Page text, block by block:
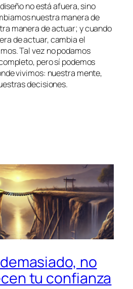
no está afuera, sino
nuestra manera de
manera de actuar; y cuando
de actuar, cambia el
Tal vez no podamos
pero sí podemos
vivimos: nuestra mente,
decisiones.
no
tu confianza